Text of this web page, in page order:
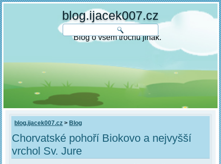
blog.ijacek007.cz
Blog o všem trochu jinak.
blog.ijacek007.cz > Blog
Chorvatské pohoří Biokovo a nejvyšší
vrchol Sv. Jure